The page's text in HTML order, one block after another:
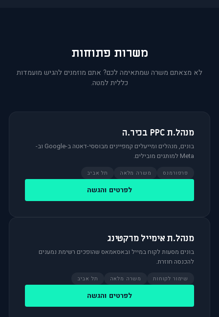
משרות פתוחות
לא מצאתם משרה שמתאימה לכם? אתם מוזמנים להגיש מועמדות
כללית למטה.
מנהל.ת PPC בכיר.ה
בונים, מנהלים ומייעלים קמפיינים מבוססי-דאטה ב-Google וב-
Meta למותגים מובילים.
פרפורמנס משרה מלאה תל אביב
לפרטים והגשה
מנהל.ת אימייל מרקטינג
בונים מסעות לקוח במייל ובאסאמאס שהופכים רשימת נמענים
להכנסה חוזרת.
שימור לקוחות משרה מלאה תל אביב
לפרטים והגשה